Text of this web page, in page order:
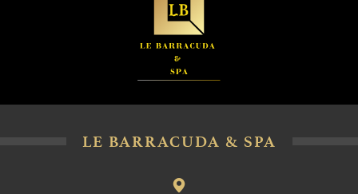
LE BARRACUDA & SPA